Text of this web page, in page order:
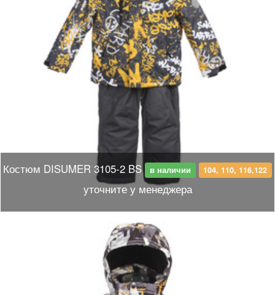
Костюм DISUMER 3105-2 BS в наличии 104, 110, 116,122
уточните у менеджера